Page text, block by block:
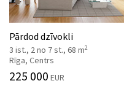
Pārdod dzīvokli
3 ist., 2 no 7 st., 68 m2
Rīga, Centrs
225 000 EUR